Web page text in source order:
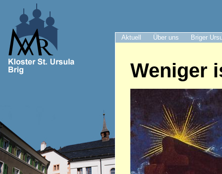
Aktuell Über uns Briger
Weniger